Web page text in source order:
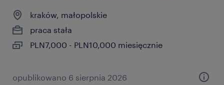
kraków, małopolskie
praca stała
PLN7,000 - PLN10,000 miesięcznie
opublikowano 6 sierpnia 2026